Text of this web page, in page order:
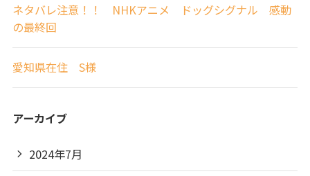
ネタバレ注意！！ NHKアニメ ドッグシグナル 感動
の最終回
愛知県在住 S様
アーカイブ
2024年7月